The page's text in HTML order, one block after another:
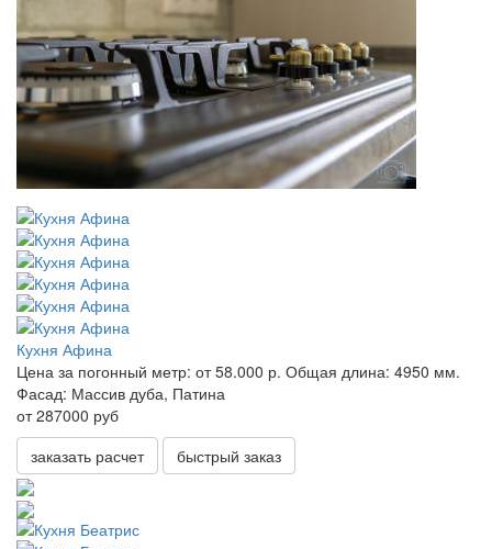
Кухня Афина
Цена за погонный метр: от 58.000 р. Общая длина: 4950 мм.
Фасад: Массив дуба, Патина
от 287000 руб
заказать расчет
быстрый заказ